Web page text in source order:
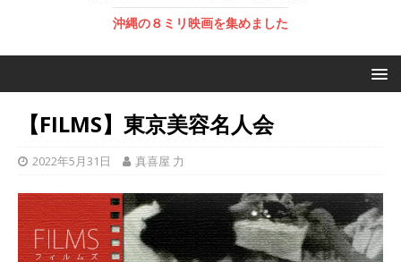
沖縄の８ミリ映画を集めました
【FILMS】東京美容名人会
2022年5月31日 真喜屋 力